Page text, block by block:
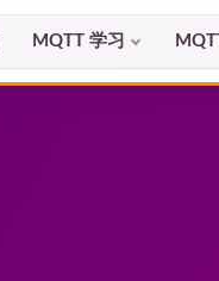
MQTT 学习